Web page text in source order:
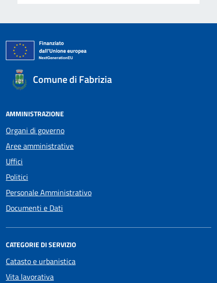
Comune di Fabrizia
AMMINISTRAZIONE
Organi di governo
Aree amministrative
Uffici
Politici
Personale Amministrativo
Documenti e Dati
CATEGORIE DI SERVIZIO
Catasto e urbanistica
Vita lavorativa